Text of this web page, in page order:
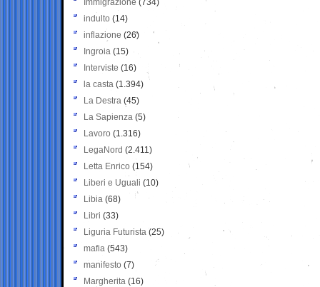
Immigrazione (734)
indulto (14)
inflazione (26)
Ingroia (15)
Interviste (16)
la casta (1.394)
La Destra (45)
La Sapienza (5)
Lavoro (1.316)
LegaNord (2.411)
Letta Enrico (154)
Liberi e Uguali (10)
Libia (68)
Libri (33)
Liguria Futurista (25)
mafia (543)
manifesto (7)
Margherita (16)